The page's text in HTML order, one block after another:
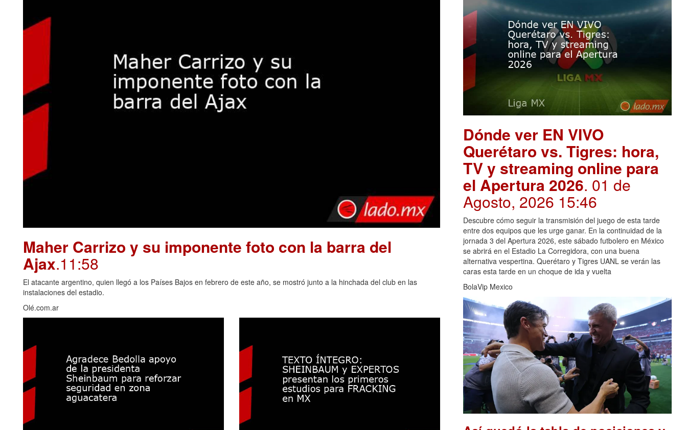
Maher Carrizo y su imponente foto con la barra del
Ajax.11:58
El atacante argentino, quien llegó a los Países Bajos en febrero de este año, se mostró junto a la hinchada del club en las
instalaciones del estadio.
Olé.com.ar
Dónde ver EN VIVO
Querétaro vs. Tigres: hora,
TV y streaming online para
el Apertura 2026. 01 de
Agosto, 2026 15:46
Descubre cómo seguir la transmisión del juego de esta tarde
entre dos equipos que les urge ganar. En la continuidad de la
jornada 3 del Apertura 2026, este sábado futbolero en México
se abrirá en el Estadio La Corregidora, con una buena
alternativa vespertina. Querétaro y Tigres UANL se verán las
caras esta tarde en un choque de ida y vuelta
BolaVip Mexico